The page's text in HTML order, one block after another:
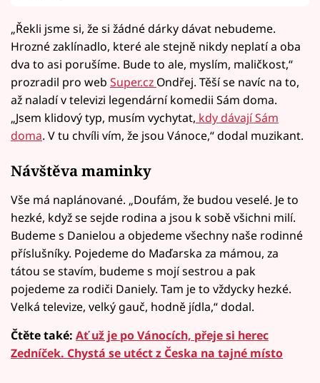
„Řekli jsme si, že si žádné dárky dávat nebudeme.
Hrozné zaklínadlo, které ale stejně nikdy neplatí a oba
dva to asi porušíme. Bude to ale, myslím, maličkost,“
prozradil pro web Super.cz Ondřej. Těší se navíc na to,
až naladí v televizi legendární komedii Sám doma.
„Jsem klidový typ, musím vychytat, kdy dávají Sám
doma. V tu chvíli vím, že jsou Vánoce,“ dodal muzikant.
Návštěva maminky
Vše má naplánované. „Doufám, že budou veselé. Je to
hezké, když se sejde rodina a jsou k sobě všichni milí.
Budeme s Danielou a objedeme všechny naše rodinné
příslušníky. Pojedeme do Maďarska za mámou, za
tátou se stavím, budeme s mojí sestrou a pak
pojedeme za rodiči Daniely. Tam je to vždycky hezké.
Velká televize, velký gauč, hodně jídla,“ dodal.
Čtěte také: Ať už je po Vánocích, přeje si herec
Zedníček. Chystá se utéct z Česka na tajné místo